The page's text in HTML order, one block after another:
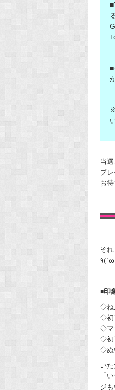
■
当
プ
お
そ
■印
◇ね
◇初
◇マ
◇初
◇ぬ
い
「
ジ